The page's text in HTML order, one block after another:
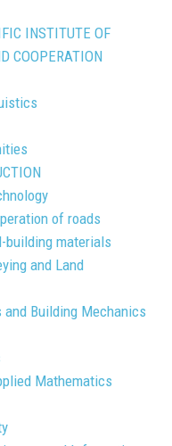
INSTITUTE OF
COOPERATION
of roads
building materials
and Land
Building Mechanics
Mathematics